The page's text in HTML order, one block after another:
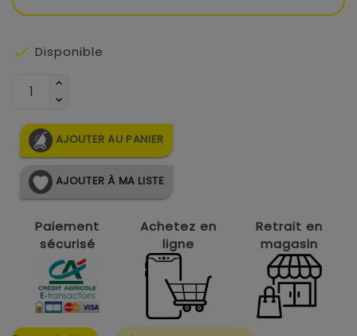
 Disponible
AJOUTER AU PANIER
AJOUTER À MA LISTE
Paiement
sécurisé
Achetez en
ligne
Retrait en
magasin